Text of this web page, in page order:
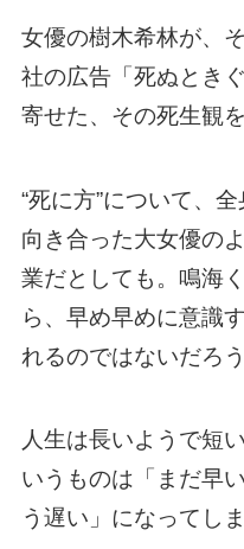
女優の樹木希林が、
社の広告「死ぬとき
寄せた、その死生観
“死に方”について、
向き合った大女優の
業だとしても。鳴海
ら、早め早めに意識
れるのではないだろう
人生は長いようで短
いうものは「まだ早
う遅い」になってし